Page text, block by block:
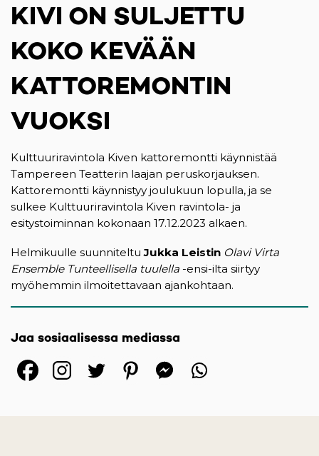
KIVI ON SULJETTU
KOKO KEVÄÄN
KATTOREMONTIN
VUOKSI
Kulttuuriravintola Kiven kattoremontti käynnistää
Tampereen Teatterin laajan peruskorjauksen.
Kattoremontti käynnistyy joulukuun lopulla, ja se
sulkee Kulttuuriravintola Kiven ravintola- ja
esitystoiminnan kokonaan 17.12.2023 alkaen.
Helmikuulle suunniteltuJukka Leistin Olavi Virta
Ensemble Tunteellisella tuulella -ensi-ilta siirtyy
myöhemmin ilmoitettavaan ajankohtaan.
Jaa sosiaalisessa mediassa
(opens in a new tab)
(opens in a new tab)
(opens in a new
(opens in a